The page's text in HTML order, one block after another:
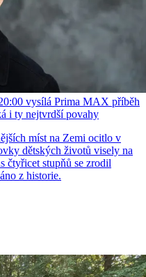
vysílá Prima MAX příběh
i ty nejtvrdší povahy
míst na Zemi ocitlo v
dětských životů visely na
čtyřicet stupňů se zrodil
z historie.